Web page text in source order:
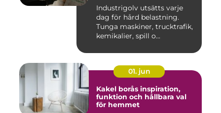
Industrigolv utsätts varje
dag för hård belastning.
Tunga maskiner, trucktrafik,
kemikalier, spill o...
01. jun
Kakel borås inspiration,
funktion och hållbara val
för hemmet